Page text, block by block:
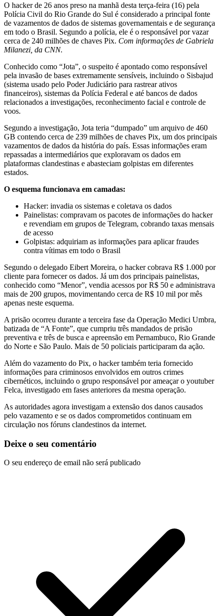
O hacker de 26 anos preso na manhã desta terça-feira (16) pela
Polícia Civil do Rio Grande do Sul é considerado a principal fonte
de vazamentos de dados de sistemas governamentais e de segurança
em todo o Brasil. Segundo a polícia, ele é o responsável por vazar
cerca de 240 milhões de chaves Pix. Com informações de Gabriela
Milanezi, da CNN.
Conhecido como “Jota”, o suspeito é apontado como responsável
pela invasão de bases extremamente sensíveis, incluindo o Sisbajud
(sistema usado pelo Poder Judiciário para rastrear ativos
financeiros), sistemas da Polícia Federal e até bancos de dados
relacionados a investigações, reconhecimento facial e controle de
voos.
Segundo a investigação, Jota teria “dumpado” um arquivo de 460
GB contendo cerca de 239 milhões de chaves Pix, um dos principais
vazamentos de dados da história do país. Essas informações eram
repassadas a intermediários que exploravam os dados em
plataformas clandestinas e abasteciam golpistas em diferentes
estados.
O esquema funcionava em camadas:
Hacker: invadia os sistemas e coletava os dados
Painelistas: compravam os pacotes de informações do hacker
e revendiam em grupos de Telegram, cobrando taxas mensais
de acesso
Golpistas: adquiriam as informações para aplicar fraudes
contra vítimas em todo o Brasil
Segundo o delegado Eibert Moreira, o hacker cobrava R$ 1.000 por
cliente para fornecer os dados. Já um dos principais painelistas,
conhecido como “Menor”, vendia acessos por R$ 50 e administrava
mais de 200 grupos, movimentando cerca de R$ 10 mil por mês
apenas neste esquema.
A prisão ocorreu durante a terceira fase da Operação Medici Umbra,
batizada de “A Fonte”, que cumpriu três mandados de prisão
preventiva e três de busca e apreensão em Pernambuco, Rio Grande
do Norte e São Paulo. Mais de 50 policiais participaram da ação.
Além do vazamento do Pix, o hacker também teria fornecido
informações para criminosos envolvidos em outros crimes
cibernéticos, incluindo o grupo responsável por ameaçar o youtuber
Felca, investigado em fases anteriores da mesma operação.
As autoridades agora investigam a extensão dos danos causados
pelo vazamento e se os dados comprometidos continuam em
circulação nos fóruns clandestinos da internet.
Deixe o seu comentário
O seu endereço de email não será publicado